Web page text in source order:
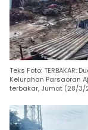
Teks Foto:
Kelurahan Parsaoran
terbakar, Jumat (28/3/